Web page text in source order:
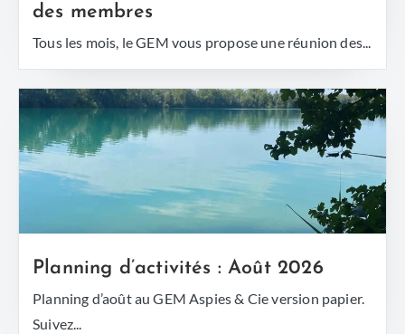
des membres
Tous les mois, le GEM vous propose une réunion des...
Planning d’activités : Août 2026
Planning d’août au GEM Aspies & Cie version papier.
Suivez...